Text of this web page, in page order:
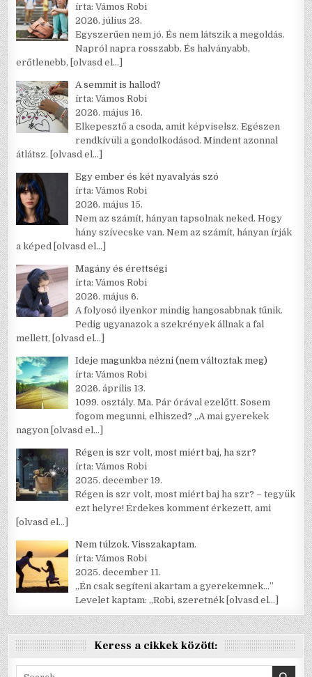
írta: Vámos Robi
2026. július 23.
Egyszerűen nem jó. És nem látszik a megoldás.
Napról napra rosszabb. És halványabb,
erőtlenebb, [olvasd el…]
A semmit is hallod?
írta: Vámos Robi
2026. május 16.
Elkepesztő a csoda, amit képviselsz. Egészen
rendkívüli a gondolkodásod. Mindent azonnal
átlátsz. [olvasd el…]
Egy ember és két nyavalyás szó
írta: Vámos Robi
2026. május 15.
Nem az számít, hányan tapsolnak neked. Hogy
hány szívecske van. Nem az számít, hányan írják
a képed [olvasd el…]
Magány és érettségi
írta: Vámos Robi
2026. május 6.
A folyosó ilyenkor mindig hangosabbnak tűnik.
Pedig ugyanazok a szekrények állnak a fal
mellett, [olvasd el…]
Ideje magunkba nézni (nem változtak meg)
írta: Vámos Robi
2026. április 13.
1099. osztály. Ma. Pár órával ezelőtt. Sosem
fogom megunni, elhiszed? „A mai gyerekek
nagyon [olvasd el…]
Régen is szr volt, most miért baj, ha szr?
írta: Vámos Robi
2025. december 19.
Régen is szr volt, most miért baj ha szr? – tegyük
ezt helyre! Érdekes komment érkezett, ami
[olvasd el…]
Nem túlzok. Visszakaptam.
írta: Vámos Robi
2025. december 11.
„Én csak segíteni akartam a gyerekemnek…”
Levelet kaptam: „Robi, szeretnék [olvasd el…]
Keress a cikkek között: